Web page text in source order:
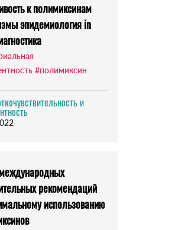
к полимиксинам
эпидемиология in
#полимиксин
и
рекомендаций
использованию